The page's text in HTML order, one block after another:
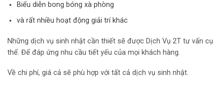
Biểu diễn bong bóng xà phòng
và rất nhiều hoạt động giải trí khác
Những dịch vụ sinh nhật cần thiết sẽ được Dịch Vụ 2T tư vấn cụ
thể. Để đáp ứng nhu cầu tiết yếu của mọi khách hàng.
Về chi phí, giá cả sẽ phù hợp với tất cả dịch vụ sinh nhật.